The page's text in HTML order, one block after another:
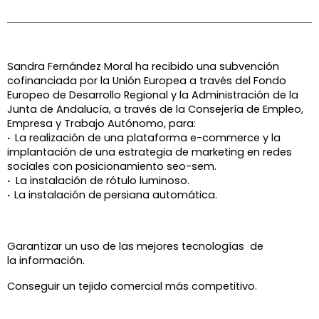
Sandra Fernández Moral ha recibido una subvención
cofinanciada por la Unión Europea a través del Fondo
Europeo de Desarrollo Regional y la Administración de la
Junta de Andalucía, a través de la Consejería de Empleo,
Empresa y Trabajo Autónomo, para:
· La realización de una plataforma e-commerce y la
implantación de una estrategia de marketing en redes
sociales con posicionamiento seo-sem.
· La instalación de rótulo luminoso.
· La instalación de persiana automática.
Garantizar un uso de las mejores tecnologías de
la información.
Conseguir un tejido comercial más competitivo.